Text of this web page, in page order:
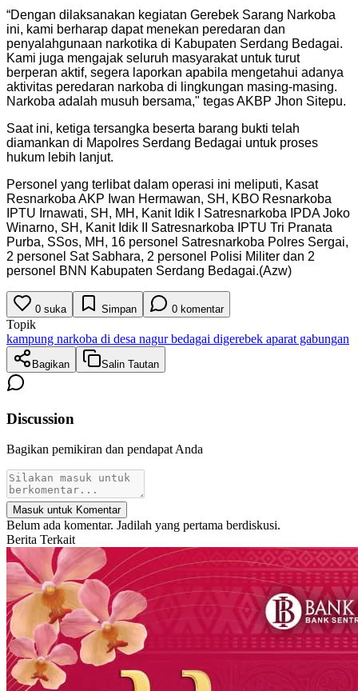
“Dengan dilaksanakan kegiatan Gerebek Sarang Narkoba
ini, kami berharap dapat menekan peredaran dan
penyalahgunaan narkotika di Kabupaten Serdang Bedagai.
Kami juga mengajak seluruh masyarakat untuk turut
berperan aktif, segera laporkan apabila mengetahui adanya
aktivitas peredaran narkoba di lingkungan masing-masing.
Narkoba adalah musuh bersama," tegas AKBP Jhon Sitepu.
Saat ini, ketiga tersangka beserta barang bukti telah
diamankan di Mapolres Serdang Bedagai untuk proses
hukum lebih lanjut.
Personel yang terlibat dalam operasi ini meliputi, Kasat
Resnarkoba AKP Iwan Hermawan, SH, KBO Resnarkoba
IPTU Irnawati, SH, MH, Kanit Idik I Satresnarkoba IPDA Joko
Winarno, SH, Kanit Idik II Satresnarkoba IPTU Tri Pranata
Purba, SSos, MH, 16 personel Satresnarkoba Polres Sergai,
2 personel Sat Sabhara, 2 personel Polisi Militer dan 2
personel BNN Kabupaten Serdang Bedagai.(Azw)
0 suka Simpan 0 komentar
Topik
kampung narkoba di desa nagur bedagai digerebek aparat gabungan
Bagikan Salin Tautan
Discussion
Bagikan pemikiran dan pendapat Anda
Masuk untuk Komentar
Belum ada komentar. Jadilah yang pertama berdiskusi.
Berita Terkait